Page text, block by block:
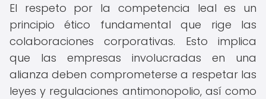
El respeto por la competencia leal es un
principio ético fundamental que rige las
colaboraciones corporativas. Esto implica
que las empresas involucradas en una
alianza deben comprometerse a respetar las
leyes y regulaciones antimonopolio, así como